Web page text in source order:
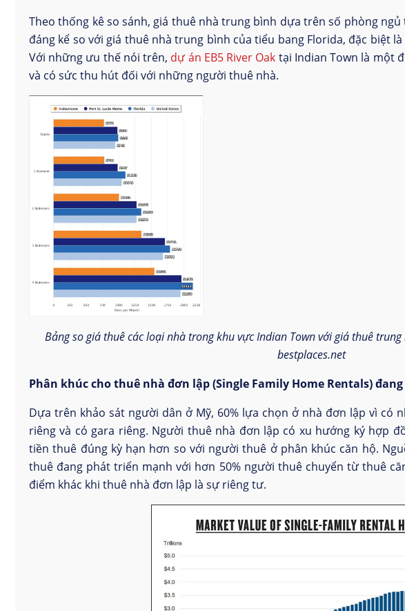
Theo thống kê so sánh, giá thuê nhà trung bình dựa trên số phòng
đáng kể so với giá thuê nhà trung bình của tiểu bang Florida, đặc biệt
Với những ưu thế nói trên, dự án EB5 River Oak tại Indian Town là một
và có sức thu hút đối với những người thuê nhà.
Bảng so giá thuê các loại nhà trong khu vực Indian Town với giá thuê
bestplaces.net
Phân khúc cho thuê nhà đơn lập (Single Family Home Rentals)
Dựa trên khảo sát người dân ở Mỹ, 60% lựa chọn ở nhà đơn lập vì có
riêng và có gara riêng. Người thuê nhà đơn lập có xu hướng ký hợp
tiền thuê đúng kỳ hạn hơn so với người thuê ở phân khúc căn hộ.
thuê đang phát triển mạnh với hơn 50% người thuê chuyển từ thuê
điểm khác khi thuê nhà đơn lập là sự riêng tư.